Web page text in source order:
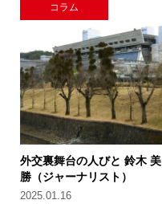
コラム
外交裏舞台の人びと 鈴木 美
勝（ジャーナリスト）
2025.01.16